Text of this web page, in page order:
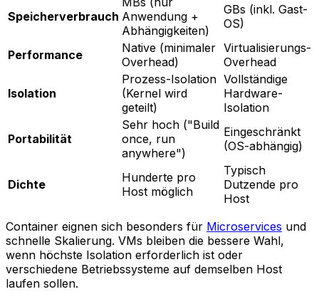
Speicherverbrauch Anwendung +
Abhängigkeiten)
GBs (inkl. Gast-
OS)
Performance
Native (minimaler
Overhead)
Virtualisierungs-
Overhead
Isolation
Prozess-Isolation
(Kernel wird
geteilt)
Vollständige
Hardware-
Isolation
Portabilität
Sehr hoch ("Build
once, run
anywhere")
Eingeschränkt
(OS-abhängig)
Dichte
Hunderte pro
Host möglich
Typisch
Dutzende pro
Host
Container eignen sich besonders für Microservices und
schnelle Skalierung. VMs bleiben die bessere Wahl,
wenn höchste Isolation erforderlich ist oder
verschiedene Betriebssysteme auf demselben Host
laufen sollen.